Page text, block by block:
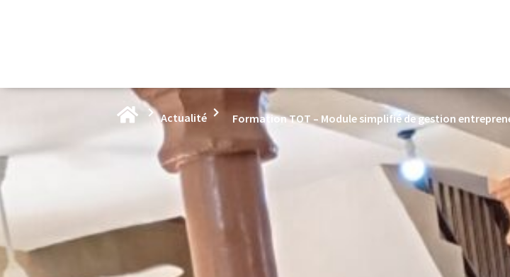
Actualité Formation TOT – Module simplifié de gestion